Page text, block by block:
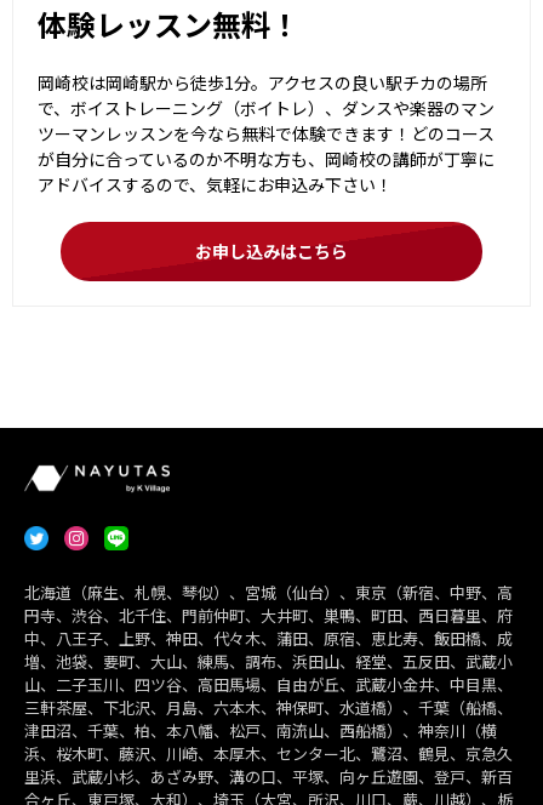
体験レッスン無料！
岡崎校は岡崎駅から徒歩1分。アクセスの良い駅チカの場所
で、ボイストレーニング（ボイトレ）、ダンスや楽器のマン
ツーマンレッスンを今なら無料で体験できます！どのコース
が自分に合っているのか不明な方も、岡崎校の講師が丁寧に
アドバイスするので、気軽にお申込み下さい！
お申し込みはこちら
北海道（麻生、札幌、琴似）、宮城（仙台）、東京（新宿、中野、高
円寺、渋谷、北千住、門前仲町、大井町、巣鴨、町田、西日暮里、府
中、八王子、上野、神田、代々木、蒲田、原宿、恵比寿、飯田橋、成
増、池袋、要町、大山、練馬、調布、浜田山、経堂、五反田、武蔵小
山、二子玉川、四ツ谷、高田馬場、自由が丘、武蔵小金井、中目黒、
三軒茶屋、下北沢、月島、六本木、神保町、水道橋）、千葉（船橋、
津田沼、千葉、柏、本八幡、松戸、南流山、西船橋）、神奈川（横
浜、桜木町、藤沢、川崎、本厚木、センター北、鷺沼、鶴見、京急久
里浜、武蔵小杉、あざみ野、溝の口、平塚、向ヶ丘遊園、登戸、新百
合ヶ丘、東戸塚、大和）、埼玉（大宮、所沢、川口、蕨、川越）、栃